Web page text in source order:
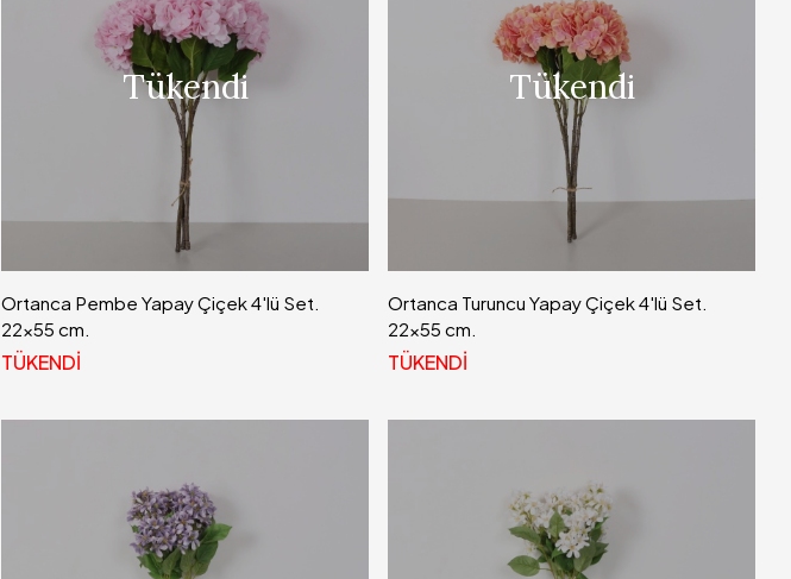
Tükendi
Ortanca Pembe Yapay Çiçek 4'lü Set.
22x55 cm.
TÜKENDİ
Tükendi
Ortanca Turuncu Yapay Çiçek 4'lü Set.
22x55 cm.
TÜKENDİ